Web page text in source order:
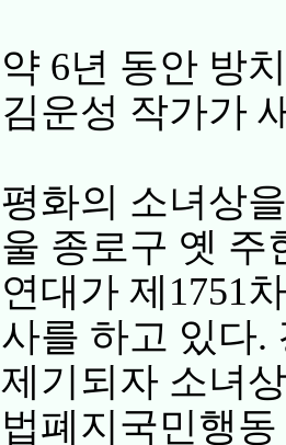
약 6년 동안 방
김운성 작가가
평화의 소녀상
울 종로구 옛 주
연대가 제1751
사를 하고 있다.
제기되자 소녀
법폐지국민행